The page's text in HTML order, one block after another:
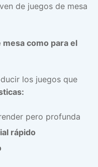
de juegos de mesa
como para el
los juegos que
pero profunda
rápido